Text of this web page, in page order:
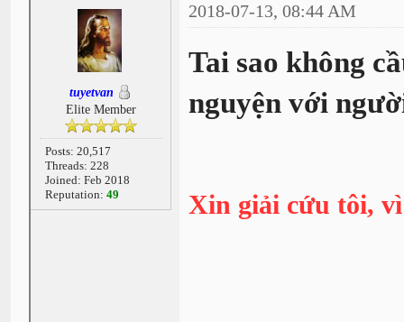
tuyetvan
Elite Member
Posts: 20,517
Threads: 228
Joined: Feb 2018
Reputation: 49
2018-07-13, 08:44 AM
Tai sao không
nguyện với
Xin giải cứu tôi,